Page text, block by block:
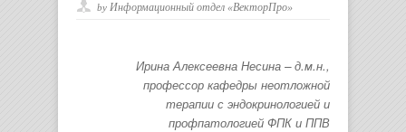
by Информационный отдел «ВекторПро»
Ирина Алексеевна Несина – д.м.н.,
профессор кафедры неотложной
терапии с эндокринологией и
профпатологией ФПК и ППВ